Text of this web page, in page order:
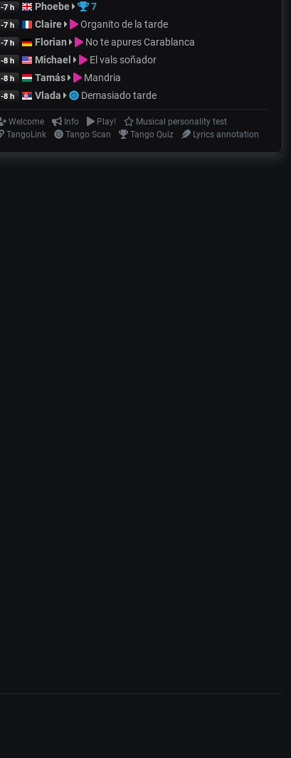
-7 h Phoebe 7
-7 h Claire Organito de la tarde
-7 h Florian No te apures Carablanca
-8 h Michael El vals soñador
-8 h Tamás Mandria
-8 h Vlada Demasiado tarde
Welcome Info Play!
Musical personality test
TangoLink
Tango Scan Tango Quiz Lyrics annotation